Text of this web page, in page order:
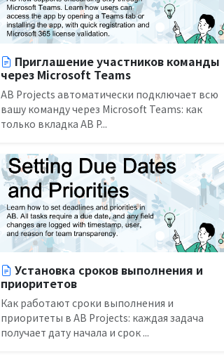
Приглашение участников команды
через Microsoft Teams
AB Projects автоматически подключает всю
вашу команду через Microsoft Teams: как
только вкладка AB P...
Установка сроков выполнения и
приоритетов
Как работают сроки выполнения и
приоритеты в AB Projects: каждая задача
получает дату начала и срок ...